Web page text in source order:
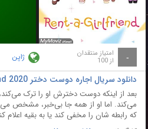
- امتیاز منتقدان
از 100 ژاپن
دانلود سریال اجاره دوست دختر Rent-a-Girlfriend 2020
بعد از اینکه دوست دخترش او را ترک
می‌کند. اما او از همه جا بی‌خبر، مشخص
که رابطه شان را مخفی کند یا به بقیه اعلام